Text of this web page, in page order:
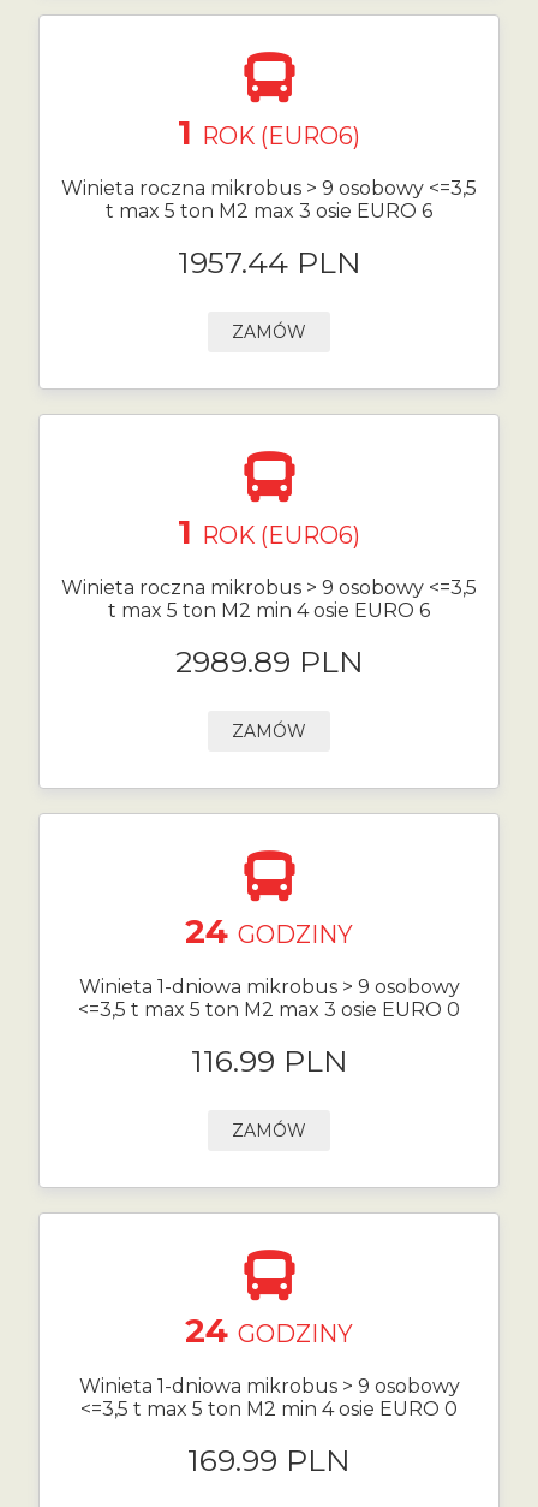
1 ROK (EURO6)
Winieta roczna mikrobus > 9 osobowy <=3,5
t max 5 ton M2 max 3 osie EURO 6
1957.44 PLN
ZAMÓW
1 ROK (EURO6)
Winieta roczna mikrobus > 9 osobowy <=3,5
t max 5 ton M2 min 4 osie EURO 6
2989.89 PLN
ZAMÓW
24 GODZINY
Winieta 1-dniowa mikrobus > 9 osobowy
<=3,5 t max 5 ton M2 max 3 osie EURO 0
116.99 PLN
ZAMÓW
24 GODZINY
Winieta 1-dniowa mikrobus > 9 osobowy
<=3,5 t max 5 ton M2 min 4 osie EURO 0
169.99 PLN